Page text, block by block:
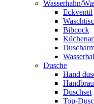
Wasserhahn/
Eckventil
Bibcock
Dusche
Hand
Duschset
Top-